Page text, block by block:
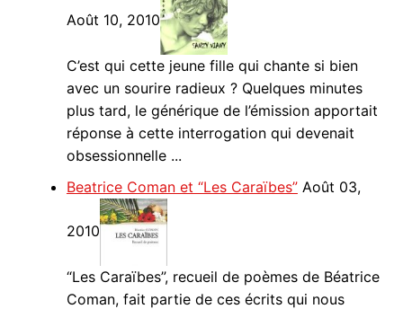
Août 10, 2010
C’est qui cette jeune fille qui chante si bien
avec un sourire radieux ? Quelques minutes
plus tard, le générique de l’émission apportait
réponse à cette interrogation qui devenait
obsessionnelle ...
Beatrice Coman et “Les Caraïbes”Août 03,
2010
“Les Caraïbes”, recueil de poèmes de Béatrice
Coman, fait partie de ces écrits qui nous